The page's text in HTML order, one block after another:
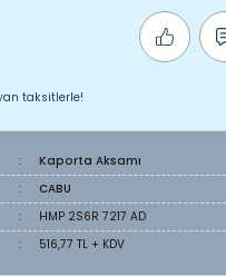
taksitlerle!
Kaporta Aksamı
CABU
HMP 2S6R 7217 AD
516,77 TL + KDV